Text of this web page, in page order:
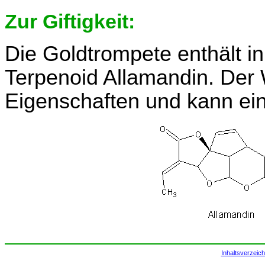
Zur Giftigkeit:
Die Goldtrompete enthält
Terpenoid Allamandin.
Eigenschaften und kann